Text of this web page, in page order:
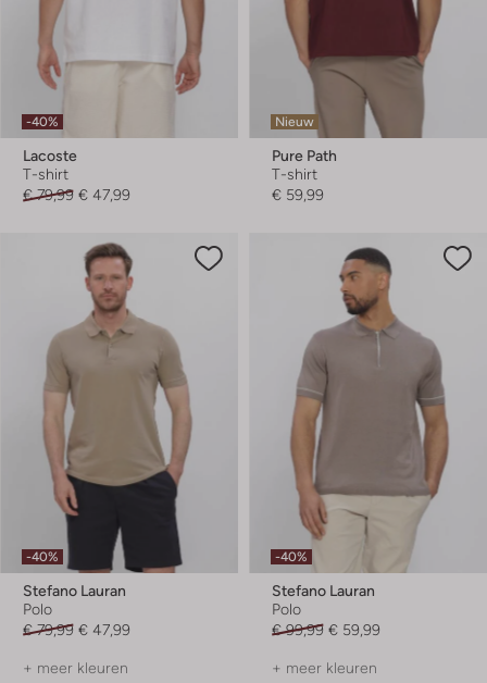
-40%
Lacoste
T-shirt
€ 79,99 € 47,99
Nieuw
Pure Path
T-shirt
€ 59,99
-40%
Stefano Lauran
Polo
€ 79,99 € 47,99
+ meer kleuren
-40%
Stefano Lauran
Polo
€ 99,99 € 59,99
+ meer kleuren